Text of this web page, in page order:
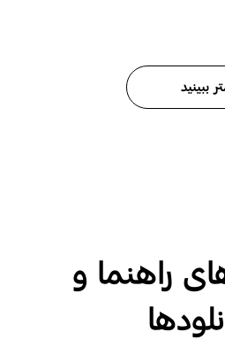
ببینید
راهنما و